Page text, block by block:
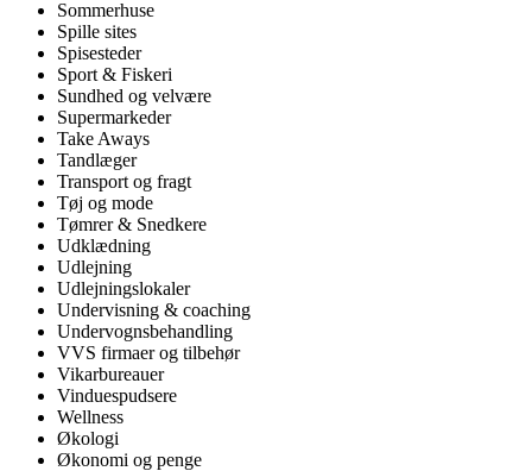
Sommerhuse
Spille sites
Spisesteder
Sport & Fiskeri
Sundhed og velvære
Supermarkeder
Take Aways
Tandlæger
Transport og fragt
Tøj og mode
Tømrer & Snedkere
Udklædning
Udlejning
Udlejningslokaler
Undervisning & coaching
Undervognsbehandling
VVS firmaer og tilbehør
Vikarbureauer
Vinduespudsere
Wellness
Økologi
Økonomi og penge